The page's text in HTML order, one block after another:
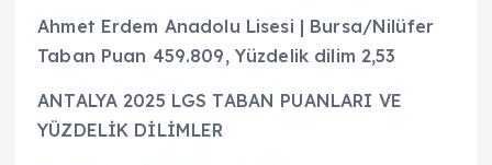
Ahmet Erdem Anadolu Lisesi | Bursa/Nilüfer
Taban Puan 459.809, Yüzdelik dilim 2,53
ANTALYA 2025 LGS TABAN PUANLARI VE
YÜZDELİK DİLİMLER